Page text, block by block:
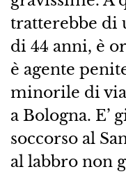
tratterebbe di
di 44 anni, è
è agente
minorile di
a Bologna. E’
soccorso al
al labbro non